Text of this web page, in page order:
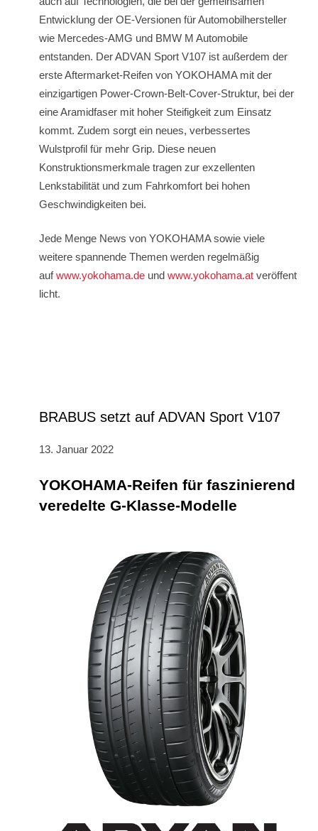
Entwicklung der OE-Versionen für Automobilhersteller
wie Mercedes-AMG und BMW M Automobile
entstanden. Der ADVAN Sport V107 ist außerdem der
erste Aftermarket-Reifen von YOKOHAMA mit der
einzigartigen Power-Crown-Belt-Cover-Struktur, bei der
eine Aramidfaser mit hoher Steifigkeit zum Einsatz
kommt. Zudem sorgt ein neues, verbessertes
Wulstprofil für mehr Grip. Diese neuen
Konstruktionsmerkmale tragen zur exzellenten
Lenkstabilität und zum Fahrkomfort bei hohen
Geschwindigkeiten bei.
Jede Menge News von YOKOHAMA sowie viele
weitere spannende Themen werden regelmäßig
aufwww.yokohama.de und www.yokohama.at veröffent
licht.
BRABUS setzt auf ADVAN Sport V107
13. Januar 2022
YOKOHAMA-Reifen für faszinierend
veredelte G-Klasse-Modelle